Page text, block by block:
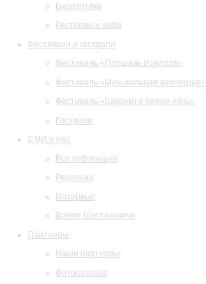
Библиотека
Ресторан и кафе
Фестивали и гастроли
Фестиваль «Площадь Искусств»
Фестиваль «Музыкальная коллекция»
Фестиваль «Барокко в белую ночь»
Гастроли
СМИ о нас
Все публикации
Рецензии
Интервью
Время Шостаковича
Партнеры
Наши партнеры
Фотогалерея